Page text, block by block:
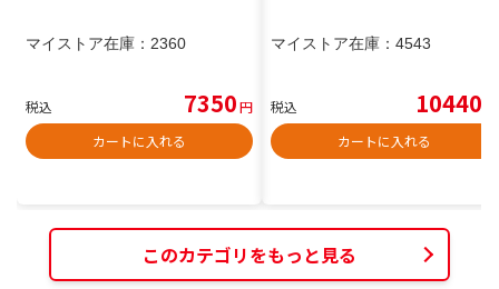
マイストア在庫： 2360
税込 7350円
カートに入れる
マイストア在庫： 4543
税込 10440
カートに入れる
このカテゴリをもっと見る